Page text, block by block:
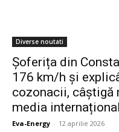
Diverse noutati
Șoferița din
176 km/h și
cozonacii, câștigă
media
Eva-Energy - 12 aprilie 2026